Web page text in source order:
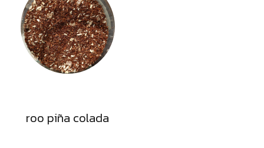
roo piña colada